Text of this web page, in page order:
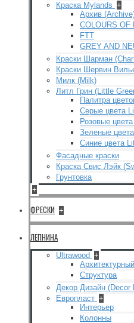
Краска Mylands +
Архив
COLOURS OF
FTT
GREY AND
Краски Шарман
Краски Шервин
Милк (Milk)
Литл Грин (Little
Палитра
Серые цвета
Розовые
Зеленые
Синие цвета
Фасадные краски
Краска Свис Лэйк
Грунтовка
+
ФРЕСКИ +
ЛЕПНИНА
Ultrawood +
Структура
Декор Дизайн (Decor
Европласт +
Интерьер
Колонны